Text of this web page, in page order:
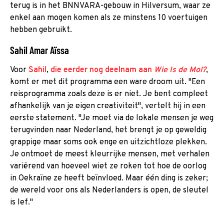
terug is in het BNNVARA-gebouw in Hilversum, waar ze
enkel aan mogen komen als ze minstens 10 voertuigen
hebben gebruikt.
Sahil Amar Aïssa
Voor Sahil, die eerder nog deelnam aan Wie Is de Mol?,
komt er met dit programma een ware droom uit. "Een
reisprogramma zoals deze is er niet. Je bent compleet
afhankelijk van je eigen creativiteit", vertelt hij in een
eerste statement. "Je moet via de lokale mensen je weg
terugvinden naar Nederland, het brengt je op geweldig
grappige maar soms ook enge en uitzichtloze plekken.
Je ontmoet de meest kleurrijke mensen, met verhalen
variërend van hoeveel wiet ze roken tot hoe de oorlog
in Oekraïne ze heeft beïnvloed. Maar één ding is zeker;
de wereld voor ons als Nederlanders is open, de sleutel
is lef."